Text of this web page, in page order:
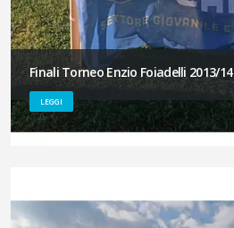
Finali Torneo Enzio Foiadelli 2013/14
LEGGI